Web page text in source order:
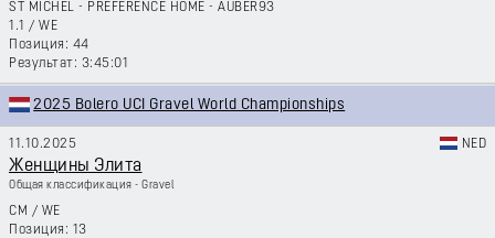
ST MICHEL - PREFERENCE HOME - AUBER93
1.1 / WE
44
3:45:01
2025 Bolero UCI Gravel World Championships
11.10.2025 NED
Женщины Элита
Общая классификация - Gravel
CM / WE
13